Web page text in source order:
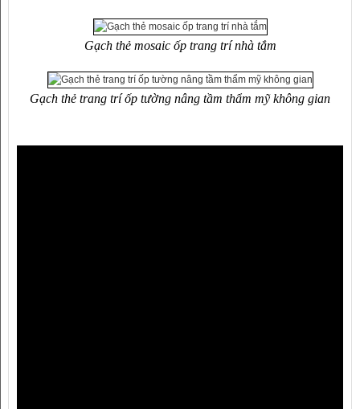
Gạch thẻ mosaic ốp trang trí nhà tắm
Gạch thẻ trang trí ốp tường nâng tầm thẩm mỹ không gian